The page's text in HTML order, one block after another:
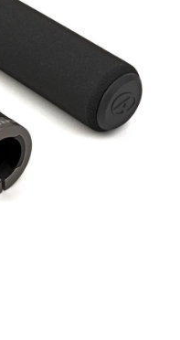
Doprava a platba
kol